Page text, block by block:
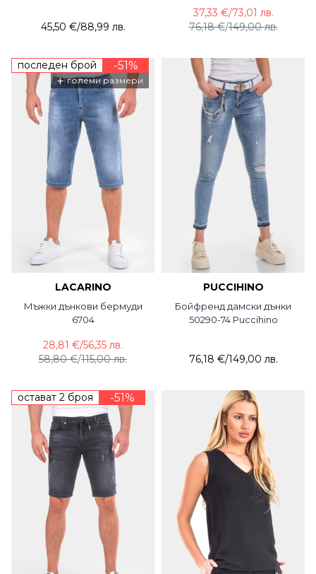
45,50 €/88,99 лв. 76,18 €/149,00 лв.
37,33 €/73,01 лв.
последен брой -51%
+ големи размери
LACARINO
Мъжки дънкови бермуди
6704
58,80 €/115,00 лв.
28,81 €/56,35 лв.
PUCCIHINO
Бойфренд дамски дънки
50290-74 Puccihino
76,18 €/149,00 лв.
остават 2 броя -51%